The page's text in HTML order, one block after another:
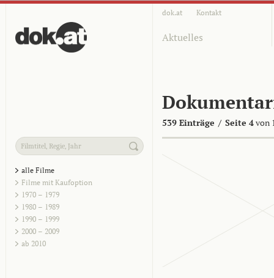
dok.at Kontakt
Aktuelles
539 Einträge / Seite 4von
alle Filme
Filme mit Kaufoption
1970 – 1979
1980 – 1989
1990 – 1999
2000 – 2009
ab 2010